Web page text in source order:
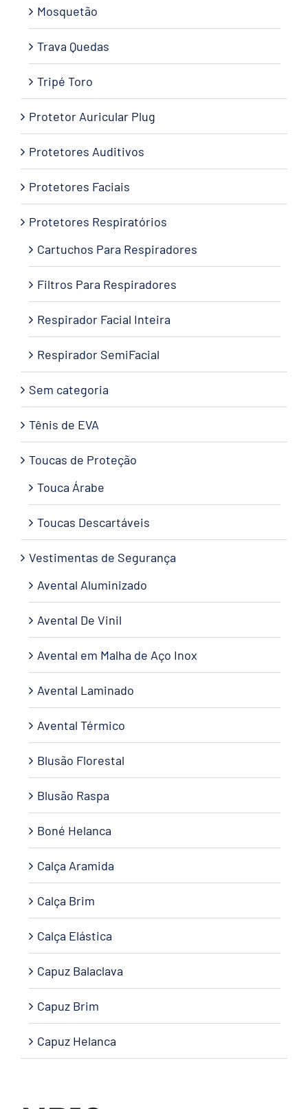
Mosquetão
Trava Quedas
Tripé Toro
Protetor Auricular Plug
Protetores Auditivos
Protetores Faciais
Protetores Respiratórios
Cartuchos Para Respiradores
Filtros Para Respiradores
Respirador Facial Inteira
Respirador SemiFacial
Sem categoria
Tênis de EVA
Toucas de Proteção
Touca Árabe
Toucas Descartáveis
Vestimentas de Segurança
Avental Aluminizado
Avental De Vinil
Avental em Malha de Aço Inox
Avental Laminado
Avental Térmico
Blusão Florestal
Blusão Raspa
Boné Helanca
Calça Aramida
Calça Brim
Calça Elástica
Capuz Balaclava
Capuz Brim
Capuz Helanca